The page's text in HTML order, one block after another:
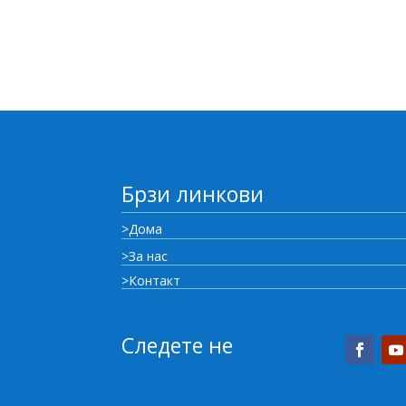
Брзи линкови
>Дома
>За нас
>Контакт
Следете не